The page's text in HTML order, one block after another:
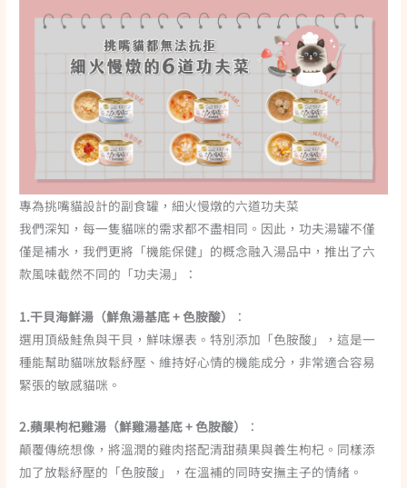
專為挑嘴貓設計的副食罐，細火慢燉的六道功夫菜
我們深知，每一隻貓咪的需求都不盡相同。因此，功夫湯罐不僅
僅是補水，我們更將「機能保健」的概念融入湯品中，推出了六
款風味截然不同的「功夫湯」：
1.干貝海鮮湯（鮮魚湯基底 + 色胺酸）
：
選用頂級鮭魚與干貝，鮮味爆表。特別添加「色胺酸」，這是一
種能幫助貓咪放鬆紓壓、維持好心情的機能成分，非常適合容易
緊張的敏感貓咪。
2.蘋果枸杞雞湯（鮮雞湯基底 + 色胺酸）
：
顛覆傳統想像，將溫潤的雞肉搭配清甜蘋果與養生枸杞。同樣添
加了放鬆紓壓的「色胺酸」，在溫補的同時安撫主子的情緒。